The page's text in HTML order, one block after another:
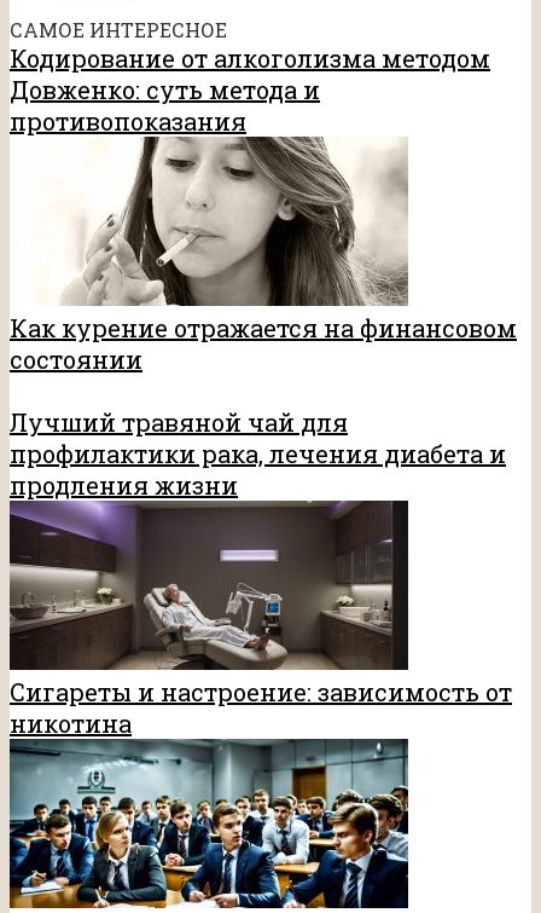
САМОЕ ИНТЕРЕСНОЕ
Кодирование от алкоголизма методом
Довженко: суть метода и
противопоказания
Как курение отражается на финансовом
состоянии
Лучший травяной чай для
профилактики рака, лечения диабета и
продления жизни
Сигареты и настроение: зависимость от
никотина